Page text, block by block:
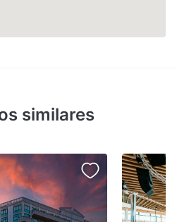
similares